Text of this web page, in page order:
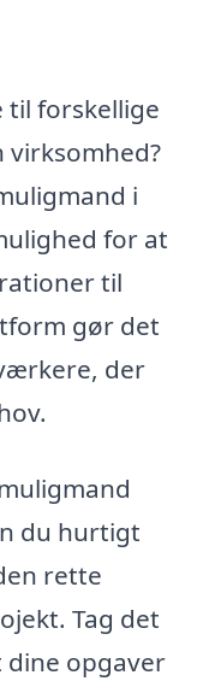
til forskellige
virksomhed?
i
for at
til
gør det
der
du hurtigt
rette
Tag det
opgaver